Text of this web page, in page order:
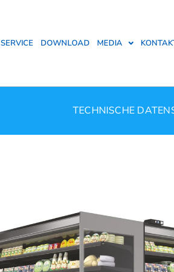
SERVICE DOWNLOAD MEDIA
TECHNISCHE DATEN